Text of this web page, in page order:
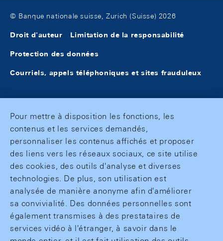
© Banque nationale suisse, Zurich (Suisse) 2026
Droit d'auteur Limitation de la responsabilité
Protection des données
Courriels, appels téléphoniques et sites frauduleux
Pour mettre à disposition les fonctions, les
contenus et les services demandés,
personnaliser les contenus affichés et proposer
des liens vers les réseaux sociaux, ce site utilise
des cookies, des outils d'analyse et diverses
technologies. De plus, son utilisation est
analysée de manière anonyme afin d'améliorer
sa convivialité. Des données personnelles sont
également transmises à des prestataires de
services vidéo à l'étranger, à savoir dans le